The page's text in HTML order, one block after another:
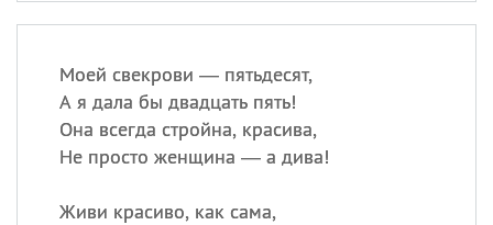
Моей свекрови — пятьдесят,
А я дала бы двадцать пять!
Она всегда стройна, красива,
Не просто женщина — а дива!
Живи красиво, как сама,